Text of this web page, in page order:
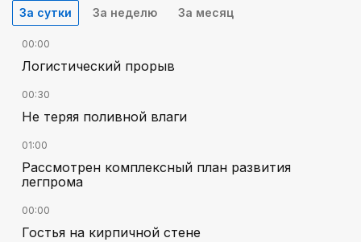
За сутки За неделю За месяц
00:00
Логистический прорыв
00:30
Не теряя поливной влаги
01:00
Рассмотрен комплексный план развития
легпрома
00:00
Гостья на кирпичной стене